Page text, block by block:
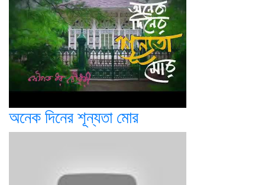
অনেক দিনের শূন্যতা মোর